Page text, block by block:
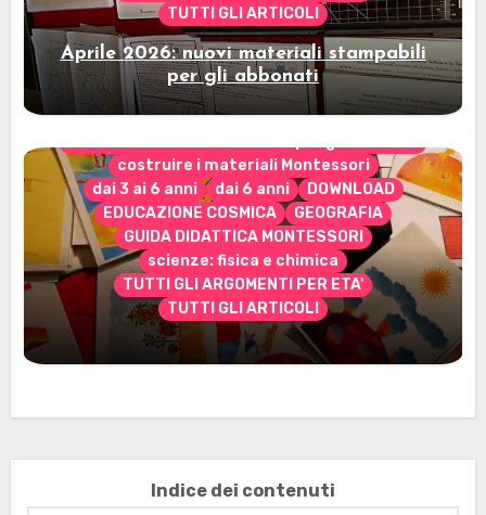
TUTTI GLI ARTICOLI
Aprile 2026: nuovi materiali stampabili
per gli abbonati
costruire i materiali Montessori
dai 3 ai 6 anni
dai 6 anni
DOWNLOAD
EDUCAZIONE COSMICA
GEOGRAFIA
GUIDA DIDATTICA MONTESSORI
scienze: fisica e chimica
TUTTI GLI ARGOMENTI PER ETA'
TUTTI GLI ARTICOLI
Marzo 2026: nuovi materiali stampabili
per gli abbonati
Indice dei contenuti